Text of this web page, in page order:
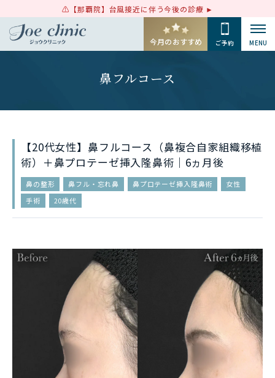
【那覇院】台風接近に伴う今後の診療
今月のおすすめ ご予約 MENU
鼻フルコース
【20代女性】鼻フルコース（鼻複合自家組織移植
術）＋鼻プロテーゼ挿入隆鼻術｜6ヵ月後
鼻の整形 鼻フル・忘れ鼻 鼻プロテーゼ挿入隆鼻術
女性
手術
20歳代